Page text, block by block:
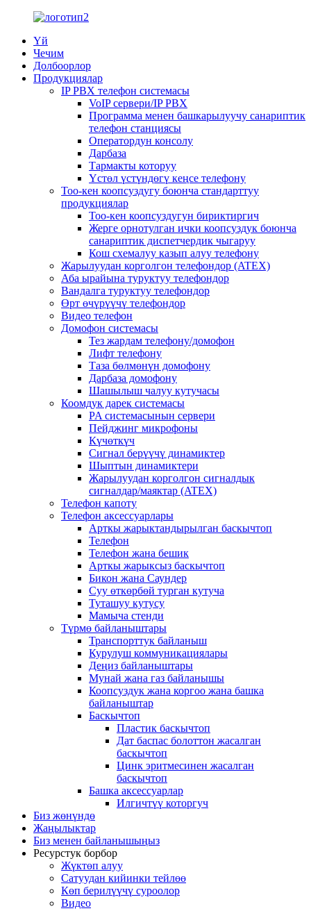
Үй
Чечим
Долбоорлор
Продукциялар
IP PBX телефон системасы
VoIP сервери/IP PBX
Программа менен башкарылуучу санариптик
телефон станциясы
Оператордун консолу
Дарбаза
Тармакты которуу
Үстөл үстүндөгү кеңсе телефону
Тоо-кен коопсуздугу боюнча стандарттуу
продукциялар
Тоо-кен коопсуздугун бириктиргич
Жерге орнотулган ички коопсуздук боюнча
санариптик диспетчердик чыгаруу
Кош схемалуу казып алуу телефону
Жарылуудан корголгон телефондор (ATEX)
Аба ырайына туруктуу телефондор
Вандалга туруктуу телефондор
Өрт өчүрүүчү телефондор
Видео телефон
Домофон системасы
Тез жардам телефону/домофон
Лифт телефону
Таза бөлмөнүн домофону
Дарбаза домофону
Шашылыш чалуу кутучасы
Коомдук дарек системасы
PA системасынын сервери
Пейджинг микрофоны
Күчөткүч
Сигнал берүүчү динамиктер
Шыптын динамиктери
Жарылуудан корголгон сигналдык
сигналдар/маяктар (ATEX)
Телефон капоту
Телефон аксессуарлары
Арткы жарыктандырылган баскычтоп
Телефон
Телефон жана бешик
Арткы жарыксыз баскычтоп
Бикон жана Саундер
Суу өткөрбөй турган кутуча
Туташуу кутусу
Мамыча стенди
Түрмө байланыштары
Транспорттук байланыш
Курулуш коммуникациялары
Деңиз байланыштары
Мунай жана газ байланышы
Коопсуздук жана коргоо жана башка
байланыштар
Баскычтоп
Пластик баскычтоп
Дат баспас болоттон жасалган
баскычтоп
Цинк эритмесинен жасалган
баскычтоп
Башка аксессуарлар
Илгичтүү которгуч
Биз жөнүндө
Жаңылыктар
Биз менен байланышыңыз
Ресурстук борбор
Жүктөп алуу
Сатуудан кийинки тейлөө
Көп берилүүчү суроолор
Видео